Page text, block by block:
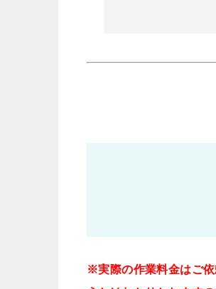
※実際の作業料金はご